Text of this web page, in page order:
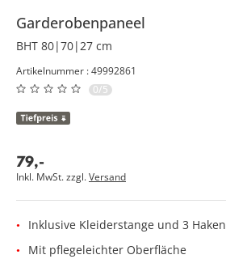
Garderobenpaneel
BHT 80|70|27 cm
Artikelnummer : 49992861
0/5
79,-
Inkl. MwSt. zzgl.Versand
Inklusive Kleiderstange und 3 Haken
Mit pflegeleichter Oberfläche